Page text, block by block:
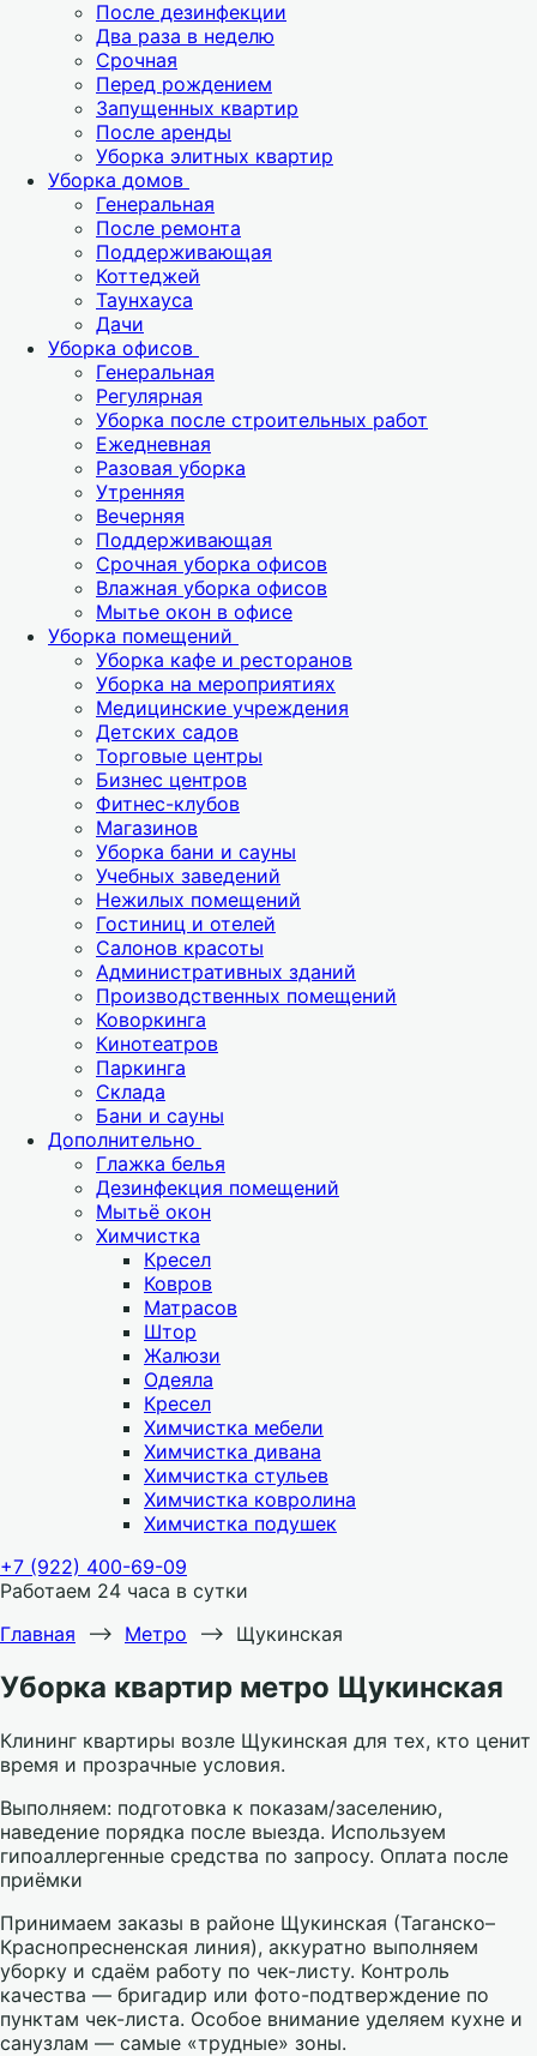
После дезинфекции
Два раза в неделю
Срочная
Перед рождением
Запущенных квартир
После аренды
Уборка элитных квартир
Уборка домов
Генеральная
После ремонта
Поддерживающая
Коттеджей
Таунхауса
Дачи
Уборка офисов
Генеральная
Регулярная
Уборка после строительных работ
Ежедневная
Разовая уборка
Утренняя
Вечерняя
Поддерживающая
Срочная уборка офисов
Влажная уборка офисов
Мытье окон в офисе
Уборка помещений
Уборка кафе и ресторанов
Уборка на мероприятиях
Медицинские учреждения
Детских садов
Торговые центры
Бизнес центров
Фитнес-клубов
Магазинов
Уборка бани и сауны
Учебных заведений
Нежилых помещений
Гостиниц и отелей
Салонов красоты
Административных зданий
Производственных помещений
Коворкинга
Кинотеатров
Паркинга
Склада
Бани и сауны
Дополнительно
Глажка белья
Дезинфекция помещений
Мытьё окон
Химчистка
Кресел
Ковров
Матрасов
Штор
Жалюзи
Одеяла
Кресел
Химчистка мебели
Химчистка дивана
Химчистка стульев
Химчистка ковролина
Химчистка подушек
+7 (922) 400-69-09
Работаем 24 часа в сутки
Главная ⟶ Метро ⟶ Щукинская
Уборка квартир метро Щукинская
Клининг квартиры возле Щукинская для тех, кто ценит
время и прозрачные условия.
Выполняем: подготовка к показам/заселению,
наведение порядка после выезда. Используем
гипоаллергенные средства по запросу. Оплата после
приёмки
Принимаем заказы в районе Щукинская (Таганско–
Краснопресненская линия), аккуратно выполняем
уборку и сдаём работу по чек-листу. Контроль
качества — бригадир или фото-подтверждение по
пунктам чек-листа. Особое внимание уделяем кухне и
санузлам — самые «трудные» зоны.